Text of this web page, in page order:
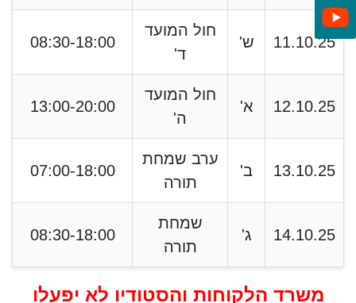
11.10.25 ש'
חול המועד
ד'
08:30-18:00
12.10.25 א'
חול המועד
ה'
13:00-20:00
13.10.25 ב'
ערב שמחת
תורה
07:00-18:00
14.10.25 ג'
שמחת
תורה
08:30-18:00
משרד הלקוחות והסטודיו לא יפעלו